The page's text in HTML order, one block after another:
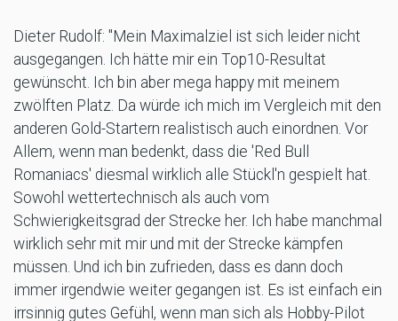
Dieter Rudolf: "Mein Maximalziel ist sich leider nicht
ausgegangen. Ich hätte mir ein Top10-Resultat
gewünscht. Ich bin aber mega happy mit meinem
zwölften Platz. Da würde ich mich im Vergleich mit den
anderen Gold-Startern realistisch auch einordnen. Vor
Allem, wenn man bedenkt, dass die 'Red Bull
Romaniacs' diesmal wirklich alle Stückl'n gespielt hat.
Sowohl wettertechnisch als auch vom
Schwierigkeitsgrad der Strecke her. Ich habe manchmal
wirklich sehr mit mir und mit der Strecke kämpfen
müssen. Und ich bin zufrieden, dass es dann doch
immer irgendwie weiter gegangen ist. Es ist einfach ein
irrsinnig gutes Gefühl, wenn man sich als Hobby-Pilot